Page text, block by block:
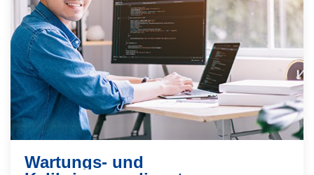
Wartungs- und